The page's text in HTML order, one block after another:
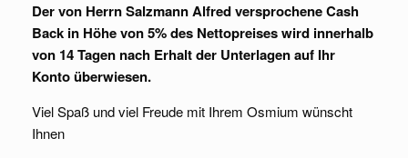
Der von Herrn Salzmann Alfred versprochene Cash
Back in Höhe von 5% des Nettopreises wird innerhalb
von 14 Tagen nach Erhalt der Unterlagen auf Ihr
Konto überwiesen.
Viel Spaß und viel Freude mit Ihrem Osmium wünscht
Ihnen